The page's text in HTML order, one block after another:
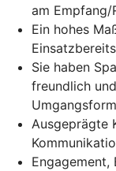
am Empfang/
Ein hohes
Sie haben
freundlich
Ausgeprägte
Engagement,